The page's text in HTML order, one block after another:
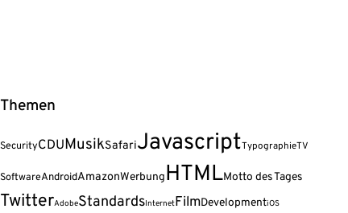
Themen
SecurityCDUMusikSafariJavascriptTypographieTV
SoftwareAndroidAmazonWerbungHTMLMotto des Tages
TwitterAdobeStandardsInternetFilmDevelopmentiOS